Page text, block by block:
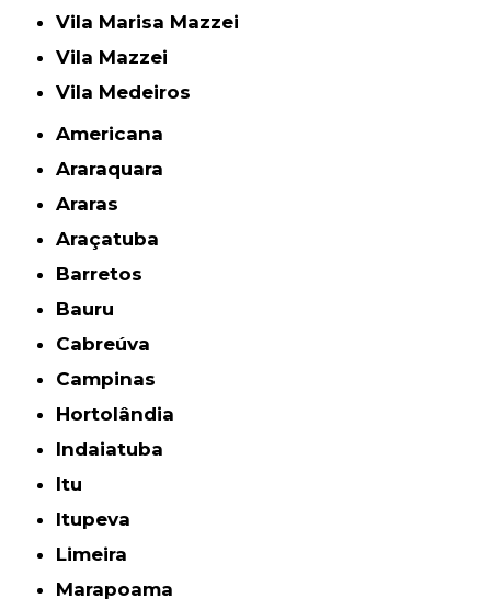
Vila Marisa Mazzei
Vila Mazzei
Vila Medeiros
Americana
Araraquara
Araras
Araçatuba
Barretos
Bauru
Cabreúva
Campinas
Hortolândia
Indaiatuba
Itu
Itupeva
Limeira
Marapoama